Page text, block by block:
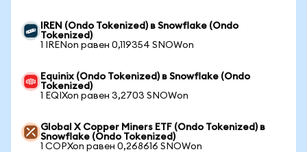
IREN (Ondo Tokenized) в Snowflake (Ondo
Tokenized)
1 IRENon равен 0,119354 SNOWon
Equinix (Ondo Tokenized) в Snowflake (Ondo
Tokenized)
1 EQIXon равен 3,2703 SNOWon
Global X Copper Miners ETF (Ondo Tokenized) в
Snowflake (Ondo Tokenized)
1 COPXon равен 0,268616 SNOWon